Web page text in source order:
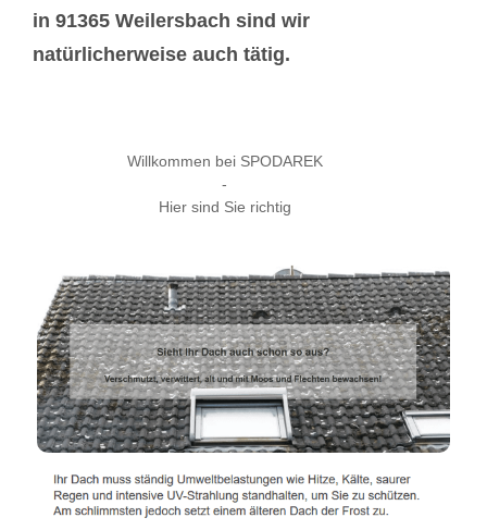
in 91365 Weilersbach sind wir
natürlicherweise auch tätig.
Willkommen bei SPODAREK
-
Hier sind Sie richtig